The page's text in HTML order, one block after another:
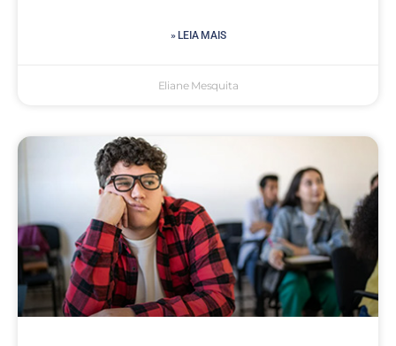
» LEIA MAIS
Eliane Mesquita